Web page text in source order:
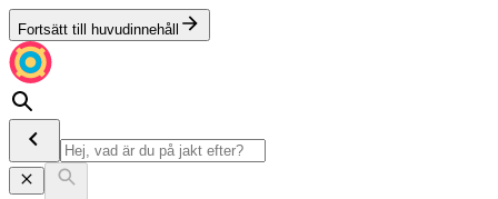
Fortsätt till huvudinnehåll